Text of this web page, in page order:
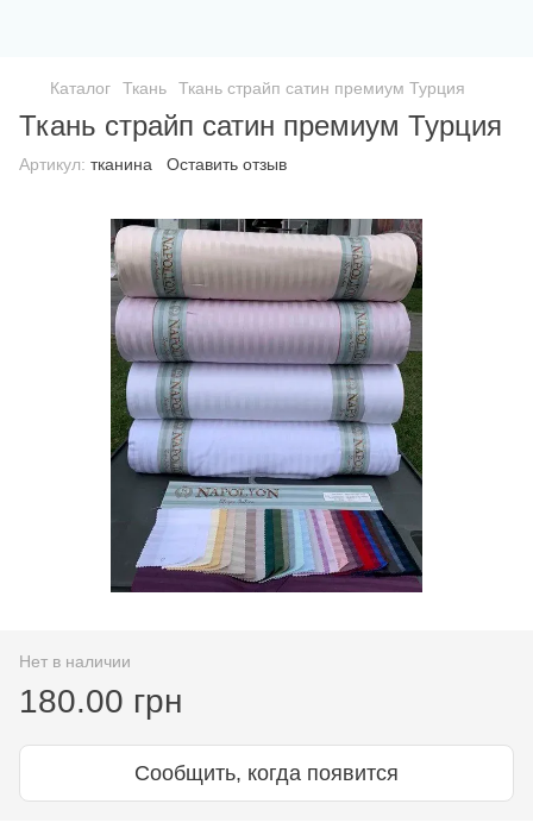
Каталог Ткань Ткань страйп сатин премиум Турция
Ткань страйп сатин премиум Турция
Артикул: тканина Оставить отзыв
Нет в наличии
180.00 грн
Сообщить, когда появится